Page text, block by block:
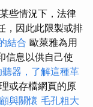
些情況下，法律
，因此此限製或排
結合 歐萊雅為用
信息以供自己使
器，了解這種革
或存檔網頁的原
與關懷 毛孔粗大